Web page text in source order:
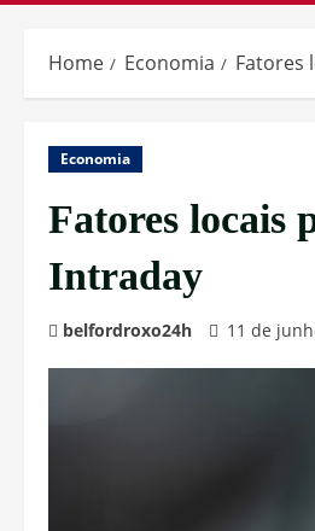
Home Economia Fatores
Economia
Fatores locais
Intraday
belfordroxo24h 11 de